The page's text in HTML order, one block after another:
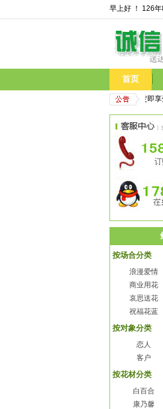
早上好 ！ 126年
首页
母亲节鲜花开始预定,现在预定即享受
按场合分类
浪漫爱情
商业用花
哀思送花
祝福花蓝
按对象分类
恋人
客户
按花材分类
白百合
康乃馨